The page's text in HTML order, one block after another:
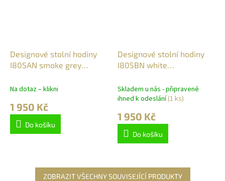
Designové stolní hodiny
I805AN smoke grey
Na dotaz – klikni
1 950 Kč
Do košíku
Designové stolní hodiny
I805BN white
Skladem u nás - připravené
ihned k odeslání(1 ks)
1 950 Kč
Do košíku
ZOBRAZIT VŠECHNY SOUVISEJÍCÍ PRODUKTY